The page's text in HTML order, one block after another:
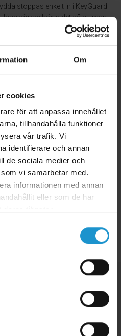
Om
cookies
för att anpassa innehållet
tillhandahålla funktioner
vår trafik. Vi
identifierare och annan
de sociala medier och
vi samarbetar med.
informationen med annan
eller som de har
stoppas enkelt in i KeyGuard
dörren krävs det då att man
Passar till de flesta olika
insatsen
i KeyGuard